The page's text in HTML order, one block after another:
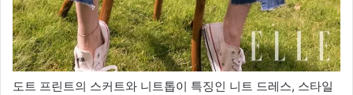
도트 프린트의 스커트와 니트톱이 특징인 니트 드레스, 스타일